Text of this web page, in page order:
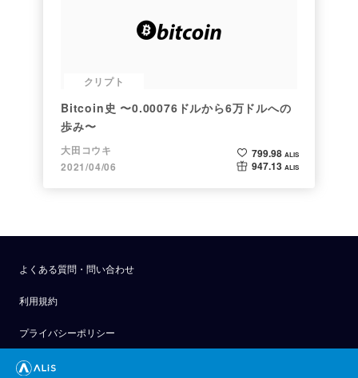
クリプト
Bitcoin史 〜0.00076ドルから6万ドルへの
歩み〜
大田コウキ
2021/04/06
799.98 ALIS
947.13 ALIS
よくある質問・問い合わせ
利用規約
プライバシーポリシー
公式アナウンス